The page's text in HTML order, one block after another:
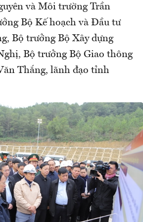
và Môi trường Trần
Bộ Kế hoạch và Đầu tư
Bộ trưởng Bộ Xây dựng
Bộ trưởng Bộ Giao thông
Thắng, lãnh đạo tỉnh